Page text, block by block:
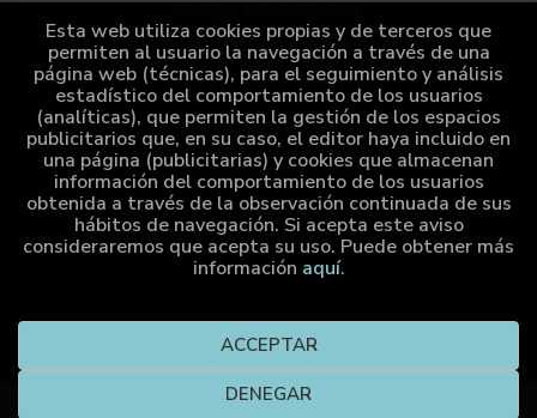
ATENCIÓ AL CLIENT
Qui som
Comandes especials
Distribució
Cumio Editora . Tots els Drets Reservats |
Esta web utiliza cookies propias y de terceros que
permiten al usuario la navegación a través de una
página web (técnicas), para el seguimiento y análisis
estadístico del comportamiento de los usuarios
(analíticas), que permiten la gestión de los espacios
publicitarios que, en su caso, el editor haya incluido en
una página (publicitarias) y cookies que almacenan
información del comportamiento de los usuarios
obtenida a través de la observación continuada de sus
hábitos de navegación. Si acepta este aviso
consideraremos que acepta su uso. Puede obtener más
información aquí.
DENEGAR
ACCEPTAR